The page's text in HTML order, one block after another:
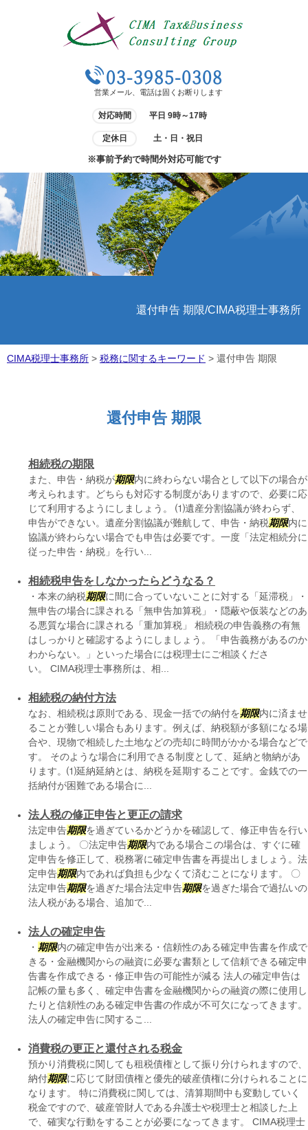
03-3985-0308
営業メール、電話は固くお断りします
対応時間 平日 9時～17時
定休日 土・日・祝日
※事前予約で時間外対応可能です
還付申告 期限/CIMA税理士事務所
CIMA税理士事務所 > 税務に関するキーワード > 還付申告 期限
還付申告 期限
相続税の期限
また、申告・納税が期限内に終わらない場合として以下の場合が
考えられます。どちらも対応する制度がありますので、必要に応
じて利用するようにしましょう。 ⑴遺産分割協議が終わらず、
申告ができない。遺産分割協議が難航して、申告・納税期限内に
協議が終わらない場合でも申告は必要です。一度「法定相続分に
従った申告・納税」を行い...
相続税申告をしなかったらどうなる？
・本来の納税期限に間に合っていないことに対する「延滞税」・
無申告の場合に課される「無申告加算税」・隠蔽や仮装などのあ
る悪質な場合に課される「重加算税」 相続税の申告義務の有無
はしっかりと確認するようにしましょう。「申告義務があるのか
わからない。」といった場合には税理士にご相談くださ
い。 CIMA税理士事務所は、相...
相続税の納付方法
なお、相続税は原則である、現金一括での納付を期限内に済ませ
ることが難しい場合もあります。例えば、納税額が多額になる場
合や、現物で相続した土地などの売却に時間がかかる場合などで
す。 そのような場合に利用できる制度として、延納と物納があ
ります。⑴延納延納とは、納税を延期することです。金銭での一
括納付が困難である場合に...
法人税の修正申告と更正の請求
法定申告期限を過ぎているかどうかを確認して、修正申告を行い
ましょう。 〇法定申告期限内である場合この場合は、すぐに確
定申告を修正して、税務署に確定申告書を再提出しましょう。法
定申告期限内であれば負担も少なくて済むことになります。 〇
法定申告期限を過ぎた場合法定申告期限を過ぎた場合で過払いの
法人税がある場合、追加で...
法人の確定申告
・ 期限内の確定申告が出来る・信頼性のある確定申告書を作成で
きる・金融機関からの融資に必要な書類として信頼できる確定申
告書を作成できる・修正申告の可能性が減る 法人の確定申告は
記帳の量も多く、確定申告書を金融機関からの融資の際に使用し
たりと信頼性のある確定申告書の作成が不可欠になってきます。
法人の確定申告に関するこ...
消費税の更正と還付される税金
預かり消費税に関しても租税債権として振り分けられますので、
納付期限に応じて財団債権と優先的破産債権に分けられることに
なります。 特に消費税に関しては、清算期間中も変動していく
税金ですので、破産管財人である弁護士や税理士と相談した上
で、確実な行動をすることが必要になってきます。 CIMA税理士